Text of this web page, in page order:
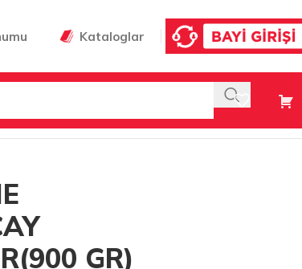
Kataloglar
GR)